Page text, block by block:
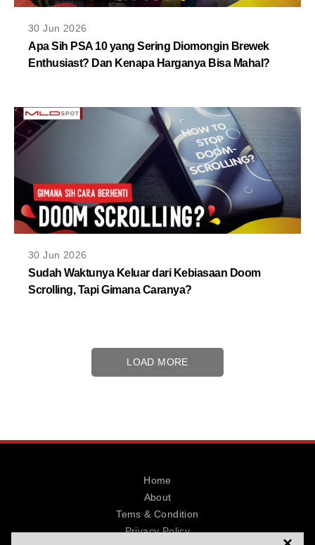
30 Jun 2026
Apa Sih PSA 10 yang Sering Diomongin Brewek
Enthusiast? Dan Kenapa Harganya Bisa Mahal?
30 Jun 2026
Sudah Waktunya Keluar dari Kebiasaan Doom
Scrolling, Tapi Gimana Caranya?
LOAD MORE
Home
About
Tems & Condition
Privacy Policy